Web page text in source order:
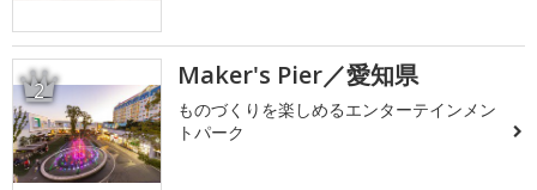
2 Maker's Pier／愛知県
ものづくりを楽しめるエンターテインメン
トパーク